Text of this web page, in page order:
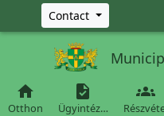
Ugrás a fő tartalomra
Contact

Otthon

Ügyintéz…
